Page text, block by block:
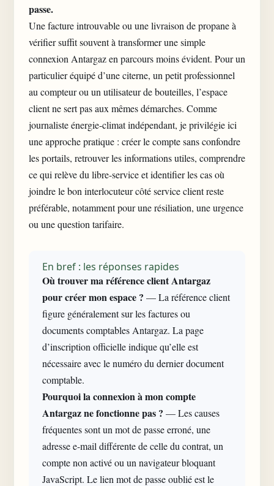
passe.
Une facture introuvable ou une livraison de propane à
vérifier suffit souvent à transformer une simple
connexion Antargaz en parcours moins évident. Pour un
particulier équipé d’une citerne, un petit professionnel
au compteur ou un utilisateur de bouteilles, l’espace
clientne sert pas aux mêmes démarches. Comme
journaliste énergie-climat indépendant, je privilégie ici
une approche pratique : créer le compte sans confondre
les portails, retrouver les informations utiles, comprendre
ce qui relève du libre-service et identifier les cas où
joindre le bon interlocuteur côté service clientreste
préférable, notamment pour une résiliation, une urgence
ou une question tarifaire.
En bref : les réponses rapides
Où trouver ma référence client Antargaz
pour créer mon espace ? — La référence client
figure généralement sur les factures ou
documents comptables Antargaz. La page
d’inscription officielle indique qu’elle est
nécessaire avec le numéro du dernier document
comptable.
Pourquoi la connexion àmon compte
Antargaz ne fonctionne pas ? — Les causes
fréquentes sont un mot de passe erroné, une
adresse e-mail différente de celle du contrat, un
compte non activé ou un navigateur bloquant
JavaScript. Le lien mot de passe oublié est le